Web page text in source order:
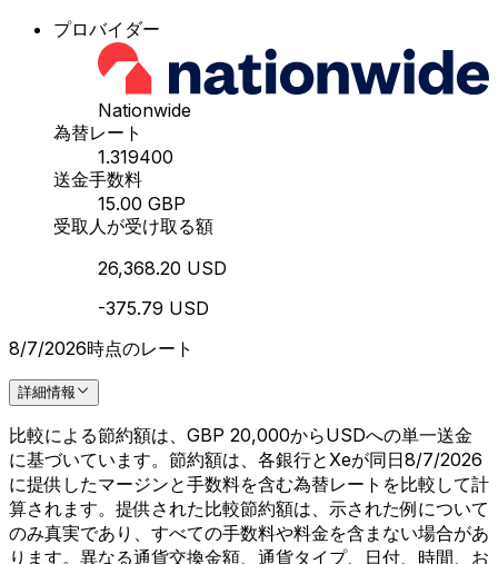
プロバイダー
Nationwide
為替レート
1.319400
送金手数料
15.00 GBP
受取人が受け取る額
26,368.20 USD
-375.79 USD
8/7/2026時点のレート
詳細情報
比較による節約額は、GBP 20,000からUSDへの単一送金
に基づいています。節約額は、各銀行とXeが同日8/7/2026
に提供したマージンと手数料を含む為替レートを比較して計
算されます。提供された比較節約額は、示された例について
のみ真実であり、すべての手数料や料金を含まない場合があ
ります。異なる通貨交換金額、通貨タイプ、日付、時間、お